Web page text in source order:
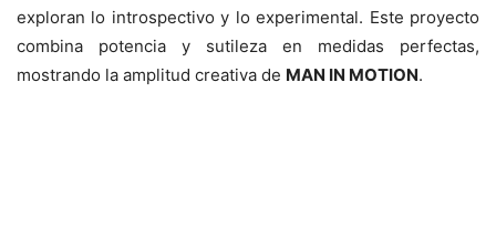
exploran lo introspectivo y lo experimental. Este proyecto
combina potencia y sutileza en medidas perfectas,
mostrando la amplitud creativa de MAN IN MOTION.